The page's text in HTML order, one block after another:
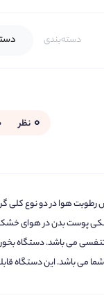
دسته‌بندی
۰ نظر
رطوبت هوا در دو نوع کلی
پوست بدن در هوای
قابلیت مرطوب سازی 80 متر مربع فضا